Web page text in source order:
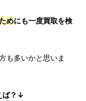
めにも一度買取を検
も多いかと思いま
ば？↓